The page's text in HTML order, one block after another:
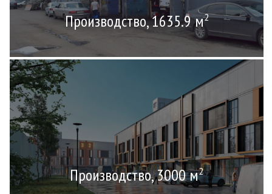
Производство, 1635.9 м2
Производство, 3000 м2